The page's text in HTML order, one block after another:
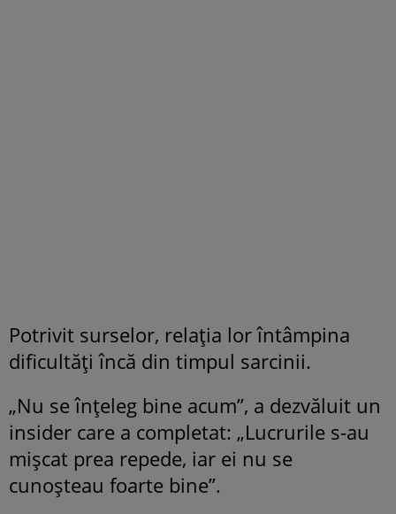
Potrivit surselor, relația lor întâmpina
dificultăți încă din timpul sarcinii.
„Nu se înțeleg bine acum”, a dezvăluit un
insider care a completat: „Lucrurile s-au
mișcat prea repede, iar ei nu se
cunoșteau foarte bine”.